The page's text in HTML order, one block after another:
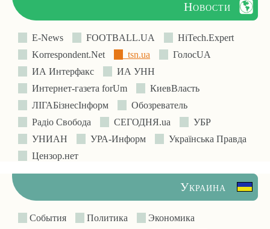
Новости
E-News FOOTBALL.UA
HiTech.Expert
Korrespondent.Net
tsn.ua
ГолосUA
ИА Интерфакс
ИА УНН
Интернет-газета forUm
КиевВласть
ЛIГАБiзнесIнформ
Обозреватель
Радіо Свобода
СЕГОДНЯ.ua
УБР
УНИАН
УРА-Информ
Українська Правда
Цензор.нет
Украина
События Политика
Экономика